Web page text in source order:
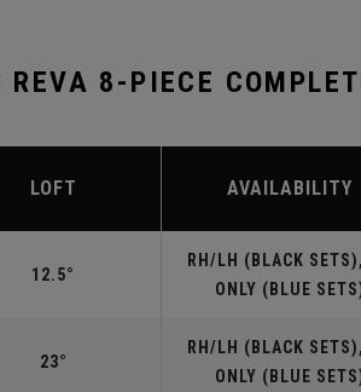
REVA 8-PIECE
LOFT AVAILABILITY
12.5°
RH/LH (BLACK
ONLY (BLUE
23°
RH/LH (BLACK
ONLY (BLUE